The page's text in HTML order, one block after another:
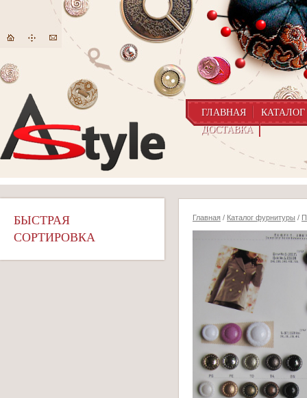
ГЛАВНАЯ
КАТАЛОГ
ДОСТАВКА
БЫСТРАЯ
СОРТИРОВКА
Главная / Каталог фурнитуры /